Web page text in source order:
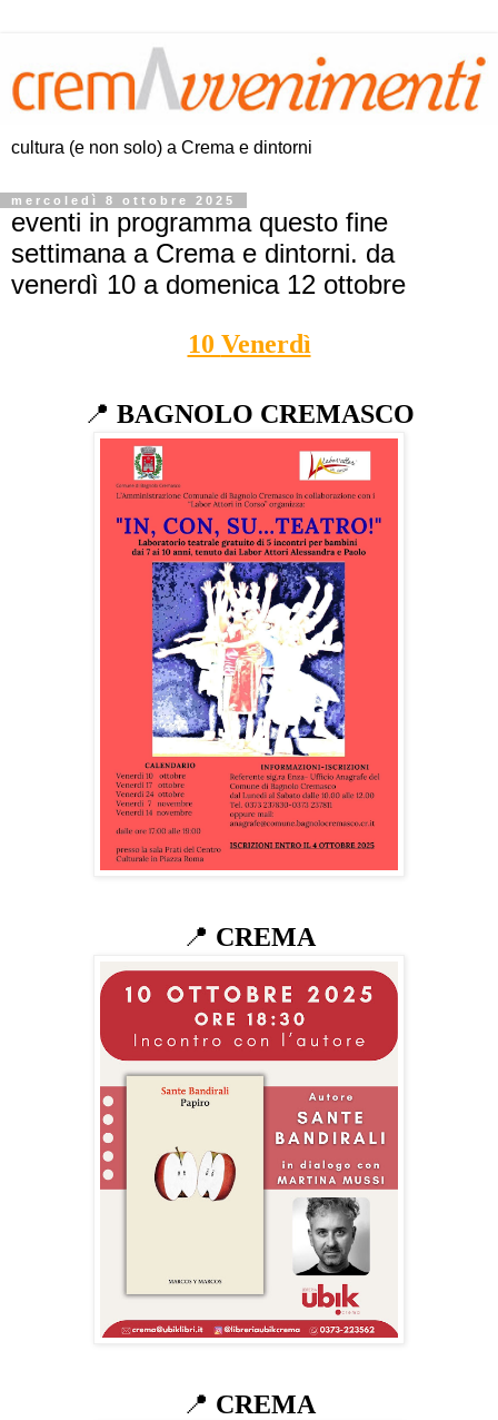
cultura (e non solo) a Crema e dintorni
mercoledì 8 ottobre 2025
eventi in programma questo fine
settimana a Crema e dintorni. da
venerdì 10 a domenica 12 ottobre
10 Venerdì
📍 BAGNOLO CREMASCO
📍 CREMA
📍 CREMA